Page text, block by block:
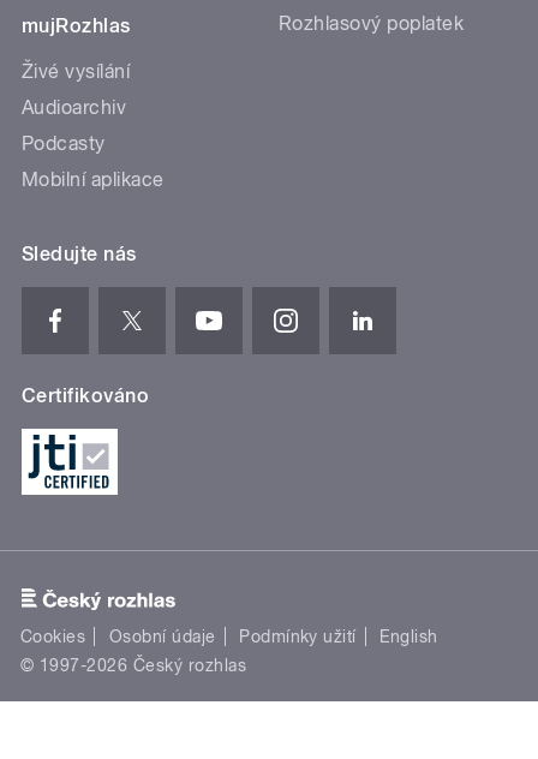
mujRozhlas
Živé vysílání
Audioarchiv
Podcasty
Mobilní aplikace
Rozhlasový poplatek
Sledujte nás
Certifikováno
Cookies Osobní údaje Podmínky užití
English
© 1997-2026 Český rozhlas